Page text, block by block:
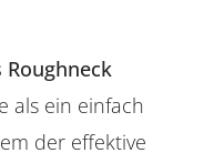
als ein einfach
der effektive